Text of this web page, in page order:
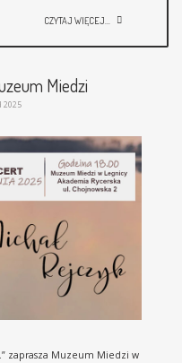
CZYTAJ WIĘCEJ...
Miedzi
2025
zaprasza Muzeum Miedzi w